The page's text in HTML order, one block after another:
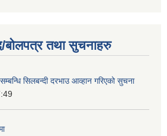
बोलपत्र तथा सुचनाहरु
सिलबन्दी दरभाउ आव्हान गरिएको सुचना